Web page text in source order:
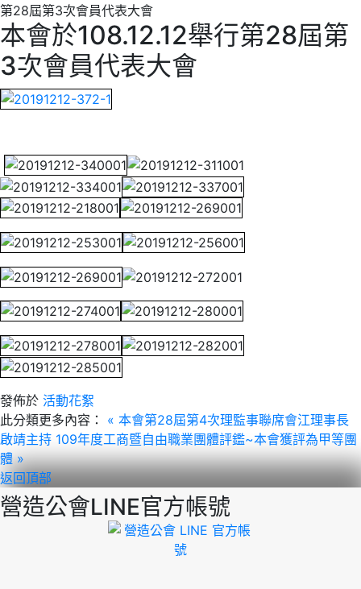
第28屆第3次會員代表大會
本會於108.12.12舉行第28屆第
3次會員代表大會
發佈於 活動花絮
此分類更多內容：
« 本會第28屆第4次理監事聯席會江理事長
啟靖主持 109年度工商暨自由職業團體評鑑~本會獲評為甲等團
體 »
返回頂部
營造公會LINE官方帳號